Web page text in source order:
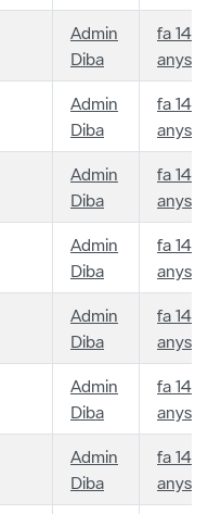
Admin
Diba
fa 14
anys
Admin
Diba
fa 14
anys
Admin
Diba
fa 14
anys
Admin
Diba
fa 14
anys
Admin
Diba
fa 14
anys
Admin
Diba
fa 14
anys
Admin
Diba
fa 14
anys